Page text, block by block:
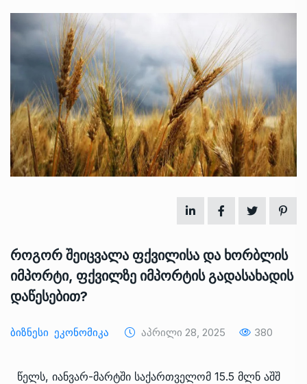
როგორ შეიცვალა ფქვილისა და ხორბლის
იმპორტი, ფქვილზე იმპორტის გადასახადის
დაწესებით?
Ბიზნესი Ეკონომიკა Აპრილი 28, 2025 380
წელს, იანვარ-მარტში საქართველომ 15.5 მლნ აშშ